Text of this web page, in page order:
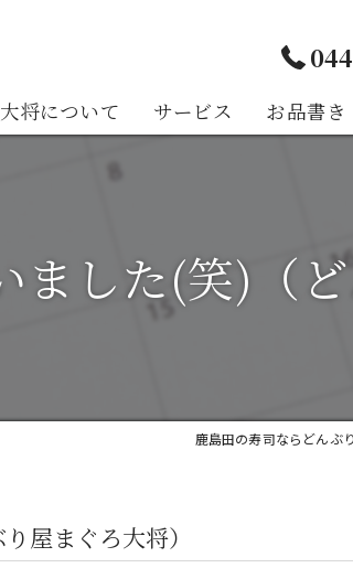
将について サービス お品書き
ました(笑)（
鹿島田の寿司ならどんぶ
屋まぐろ大将）